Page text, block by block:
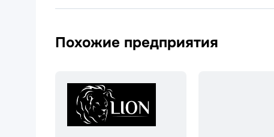
Похожие предприятия